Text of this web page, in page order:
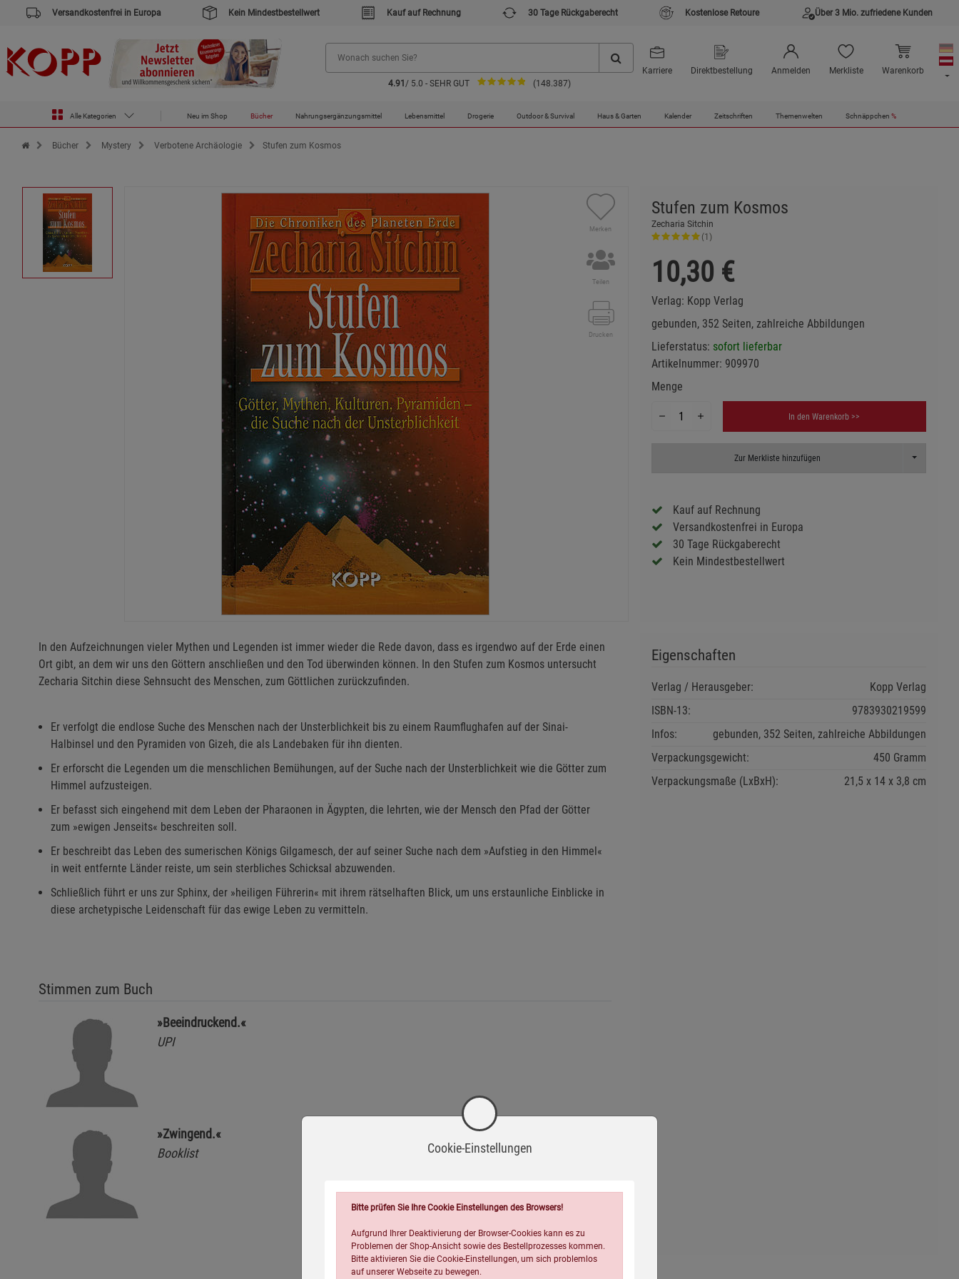
Versandkostenfrei in Europa Kein Mindestbestellwert Kauf auf Rechnung 30 Tage Rückgaberecht Kostenlose Retoure Über 3 Mio. zufriedene Kunden
4.91 / 5.0 - SEHR GUT (148.387)
Karriere Direktbestellung Anmelden Merkliste Warenkorb
Alle Kategorien Neu im Shop Bücher Nahrungsergänzungsmittel Lebensmittel Drogerie Outdoor & Survival Haus & Garten Kalender Zeitschriften Themenwelten Schnäppchen %
Zur Startseite des Kopp Verlag Online-Shop
Bücher Mystery Verbotene Archäologie Stufen zum Kosmos
Merken
Teilen
Drucken
Stufen zum Kosmos
Zecharia Sitchin
(1)
10,30 €
Verlag: Kopp Verlag
gebunden, 352 Seiten, zahlreiche Abbildungen
Lieferstatus: sofort lieferbar
Artikelnummer: 909970
Menge
In den Warenkorb >>
Zur Merkliste hinzufügen Toggle
Kauf auf Rechnung
Versandkostenfrei in Europa
30 Tage Rückgaberecht
Kein Mindestbestellwert
In den Aufzeichnungen vieler Mythen und Legenden ist immer wieder die Rede davon, dass es irgendwo auf der Erde einen
Ort gibt, an dem wir uns den Göttern anschließen und den Tod überwinden können. In den Stufen zum Kosmos untersucht
Zecharia Sitchin diese Sehnsucht des Menschen, zum Göttlichen zurückzufinden.
Er verfolgt die endlose Suche des Menschen nach der Unsterblichkeit bis zu einem Raumflughafen auf der Sinai-
Halbinsel und den Pyramiden von Gizeh, die als Landebaken für ihn dienten.
Er erforscht die Legenden um die menschlichen Bemühungen, auf der Suche nach der Unsterblichkeit wie die Götter zum
Himmel aufzusteigen.
Er befasst sich eingehend mit dem Leben der Pharaonen in Ägypten, die lehrten, wie der Mensch den Pfad der Götter
zum »ewigen Jenseits« beschreiten soll.
Er beschreibt das Leben des sumerischen Königs Gilgamesch, der auf seiner Suche nach dem »Aufstieg in den Himmel«
in weit entfernte Länder reiste, um sein sterbliches Schicksal abzuwenden.
Schließlich führt er uns zur Sphinx, der »heiligen Führerin« mit ihrem rätselhaften Blick, um uns erstaunliche Einblicke in
diese archetypische Leidenschaft für das ewige Leben zu vermitteln.
Stimmen zum Buch
»Beeindruckend.«
UPI
»Zwingend.«
Booklist
Eigenschaften
Verlag / Herausgeber:
Kopp Verlag
ISBN-13:
9783930219599
Infos:
gebunden, 352 Seiten, zahlreiche Abbildungen
Verpackungsgewicht:
450 Gramm
Verpackungsmaße (LxBxH):
21,5 14 3,8 cm
Cookie-Einstellungen
Bitte prüfen Sie Ihre Cookie Einstellungen des Browsers!
Aufgrund Ihrer Deaktivierung der Browser-Cookies kann es zu
Problemen der Shop-Ansicht sowie des Bestellprozesses kommen.
Bitte aktivieren Sie die Cookie-Einstellungen, um sich problemlos
auf unserer Webseite zu bewegen.